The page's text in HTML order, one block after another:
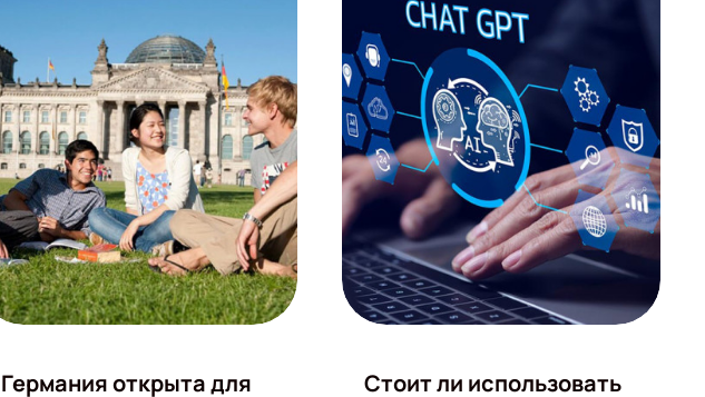
Германия открыта для
Стоит ли использовать